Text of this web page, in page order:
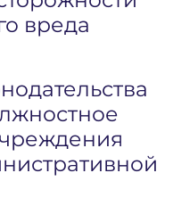
вреда